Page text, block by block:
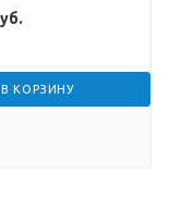
В КОРЗИНУ